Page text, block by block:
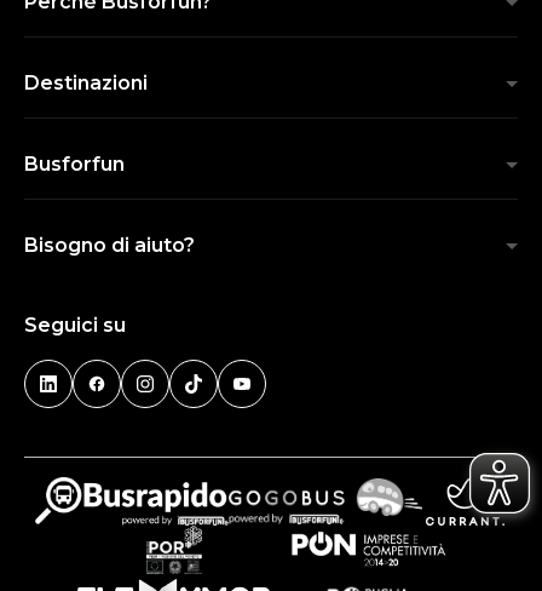
Destinazioni
Busforfun
Bisogno di aiuto?
Seguici su